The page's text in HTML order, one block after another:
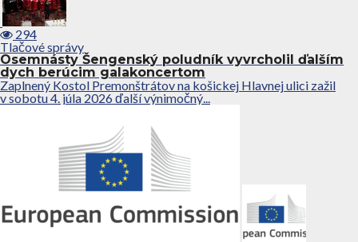
294
Tlačové správy
Osemnásty Šengenský poludník vyvrcholil ďalším
dych berúcim galakoncertom
Zaplnený Kostol Premonštrátov na košickej Hlavnej ulici zažil
v sobotu 4. júla 2026 ďalší výnimočný...